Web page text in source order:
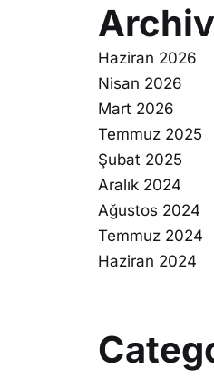
Haziran 2026
Nisan 2026
Mart 2026
Temmuz 2025
Şubat 2025
Aralık 2024
Ağustos 2024
Temmuz 2024
Haziran 2024